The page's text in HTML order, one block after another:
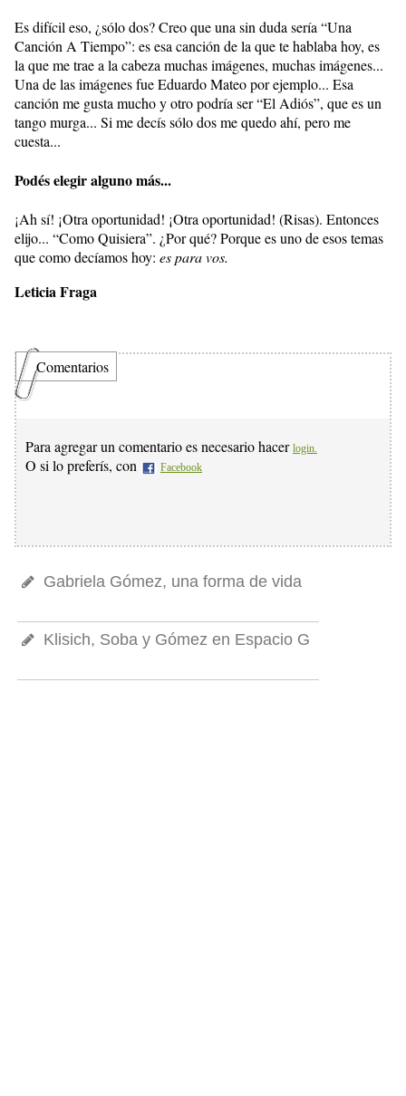
Es difícil eso, ¿sólo dos? Creo que una sin duda sería “Una
Canción A Tiempo”: es esa canción de la que te hablaba hoy, es
la que me trae a la cabeza muchas imágenes, muchas imágenes...
Una de las imágenes fue Eduardo Mateo por ejemplo... Esa
canción me gusta mucho y otro podría ser “El Adiós”, que es un
tango murga... Si me decís sólo dos me quedo ahí, pero me
cuesta...
Podés elegir alguno más...
¡Ah sí! ¡Otra oportunidad! ¡Otra oportunidad! (Risas). Entonces
elijo... “Como Quisiera”. ¿Por qué? Porque es uno de esos temas
que como decíamos hoy: es para vos.
Leticia Fraga
Comentarios
Para agregar un comentario es necesario hacer login.
O si lo preferís, con Facebook
Gabriela Gómez, una forma de vida
Klisich, Soba y Gómez en Espacio G